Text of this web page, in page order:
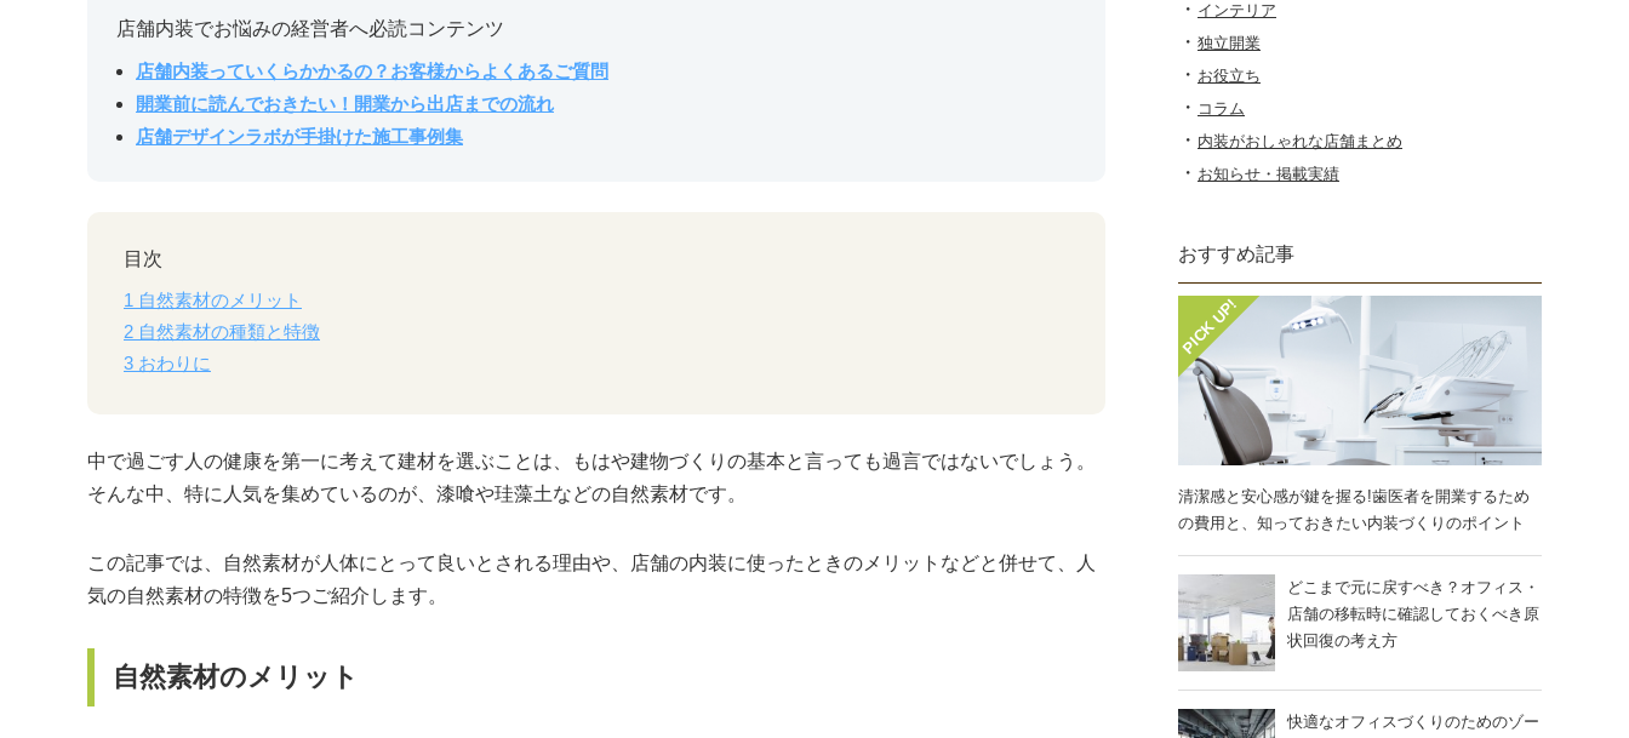
店舗内装でお悩みの経営者へ必読コンテンツ
店舗内装っていくらかかるの？お客様からよくあるご質問
開業前に読んでおきたい！開業から出店までの流れ
店舗デザインラボが手掛けた施工事例集
目次
1 自然素材のメリット
2 自然素材の種類と特徴
3 おわりに
中で過ごす人の健康を第一に考えて建材を選ぶことは、もはや建物づくりの基本と言っても過言ではないでしょう。
そんな中、特に人気を集めているのが、漆喰や珪藻土などの自然素材です。
この記事では、自然素材が人体にとって良いとされる理由や、店舗の内装に使ったときのメリットなどと併せて、人
気の自然素材の特徴を5つご紹介します。
自然素材のメリット
インテリア
独立開業
お役立ち
コラム
内装がおしゃれな店舗まとめ
お知らせ・掲載実績
おすすめ記事
清潔感と安心感が鍵を握る!歯医者を開業するため
の費用と、知っておきたい内装づくりのポイント
どこまで元に戻すべき？オフィス・
店舗の移転時に確認しておくべき原
状回復の考え方
快適なオフィスづくりのためのゾー